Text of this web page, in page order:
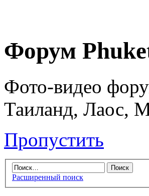
Форум
Фото-видео
Таиланд, Лаос,
Пропустить
Расширенный поиск